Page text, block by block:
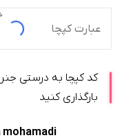
کد کپچا به درستی
بارگذاری کنید